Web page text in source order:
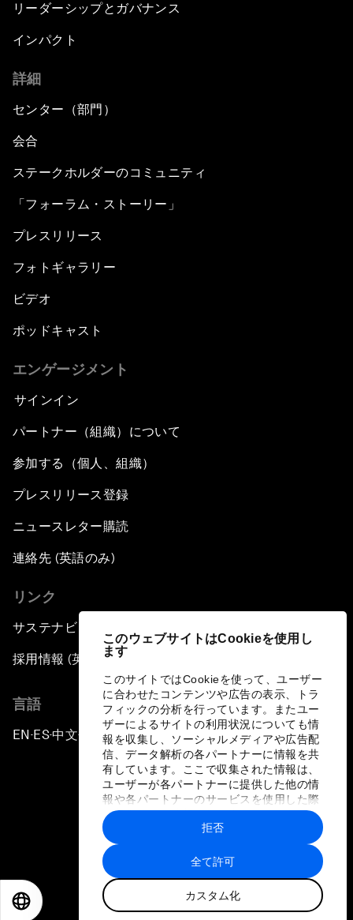
このウェブサイトはCookieを使用し
ます
このサイトではCookieを使って、ユーザー
に合わせたコンテンツや広告の表示、トラ
フィックの分析を行っています。またユー
ザーによるサイトの利用状況についても情
報を収集し、ソーシャルメディアや広告配
信、データ解析の各パートナーに情報を共
有しています。ここで収集された情報は、
ユーザーが各パートナーに提供した他の情
報や各パートナーのサービスを使用した際
に収集された情報と組み合わされ、各パー
トナーによって使用されることがありま
す。
全て許可
カスタム化
拒否
リーダーシップとガバナンス
インパクト
詳細
センター（部門）
会合
ステークホルダーのコミュニティ
「フォーラム・ストーリー」
プレスリリース
フォトギャラリー
ビデオ
ポッドキャスト
エンゲージメント
サインイン
パートナー（組織）について
参加する（個人、組織）
プレスリリース登録
ニュースレター購読
連絡先 (英語のみ)
リンク
サステナビリティへの取り組み
採用情報 (英語のみ)
言語
EN ▪ ES▪中文▪ 日本語
プライバシーポリシーと利用規約
サイトマップ
©
世界経済フォーラム